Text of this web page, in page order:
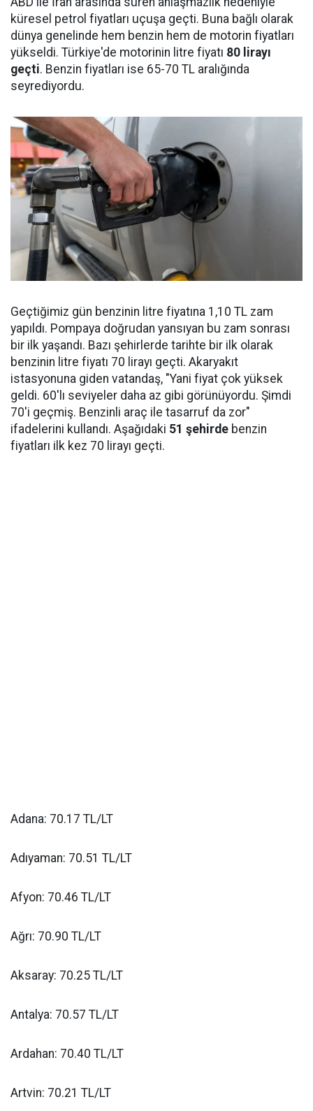
küresel petrol fiyatları uçuşa geçti. Buna bağlı olarak
dünya genelinde hem benzin hem de motorin fiyatları
yükseldi. Türkiye'de motorinin litre fiyatı 80 lirayı
geçti. Benzin fiyatları ise 65-70 TL aralığında
seyrediyordu.
Geçtiğimiz gün benzinin litre fiyatına 1,10 TL zam
yapıldı. Pompaya doğrudan yansıyan bu zam sonrası
bir ilk yaşandı. Bazı şehirlerde tarihte bir ilk olarak
benzinin litre fiyatı 70 lirayı geçti. Akaryakıt
istasyonuna giden vatandaş, "Yani fiyat çok yüksek
geldi. 60'lı seviyeler daha az gibi görünüyordu. Şimdi
70'i geçmiş. Benzinli araç ile tasarruf da zor"
ifadelerini kullandı. Aşağıdaki 51 şehirde benzin
fiyatları ilk kez 70 lirayı geçti.
Adana: 70.17 TL/LT
Adıyaman: 70.51 TL/LT
Afyon: 70.46 TL/LT
Ağrı: 70.90 TL/LT
Aksaray: 70.25 TL/LT
Antalya: 70.57 TL/LT
Ardahan: 70.40 TL/LT
Artvin: 70.21 TL/LT